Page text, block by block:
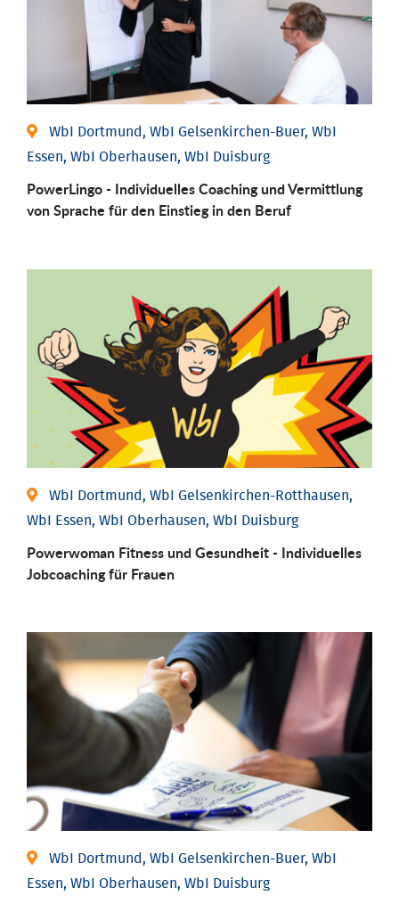
WbI Dortmund, WbI Gelsenkirchen-Buer, WbI
Essen, WbI Oberhausen, WbI Duisburg
PowerLingo - Individuelles Coaching und Vermittlung
von Sprache für den Einstieg in den Beruf
WbI Dortmund, WbI Gelsenkirchen-Rotthausen,
WbI Essen, WbI Oberhausen, WbI Duisburg
Powerwoman Fitness und Gesund­heit - Individu­elles
Job­coaching für Frauen
WbI Dortmund, WbI Gelsenkirchen-Buer, WbI
Essen, WbI Oberhausen, WbI Duisburg